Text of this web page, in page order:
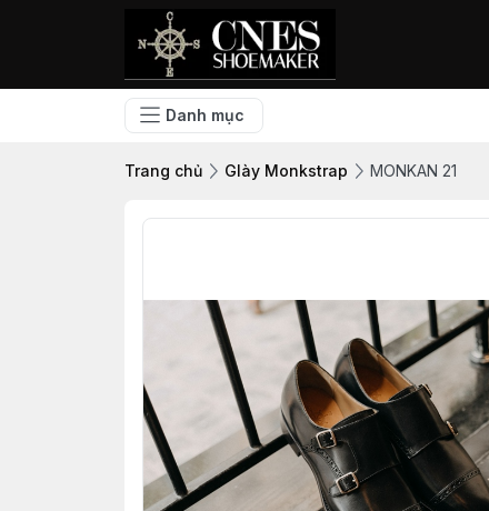
Danh mục
Trang chủ GIày Monkstrap MONKAN 21